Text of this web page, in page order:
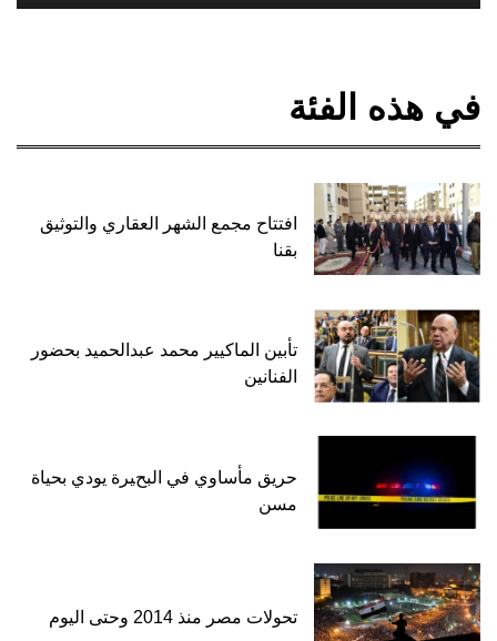
في هذه الفئة
افتتاح مجمع الشهر العقاري والتوثيق
بقنا
تأبين الماكيير محمد عبدالحميد بحضور
الفنانين
حريق مأساوي في البحيرة يودي بحياة
مسن
تحولات مصر منذ 2014 وحتى اليوم